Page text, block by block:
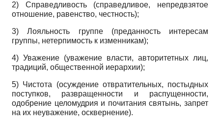
2) Справедливость (справедливое, не­предвзятое
отношение, равенство, честность);
3) Лояльность группе (преданность интересам
группы, нетерпимость к изменникам);
4) Уважение (уважение власти, авторитетных лиц,
традиций, общественной иерархии);
5) Чистота (осуждение отвратительных, постыдных
поступков, развращенности и распущенности,
одобрение целомудрия и почитания святынь, запрет
на их неуважение, осквернение).